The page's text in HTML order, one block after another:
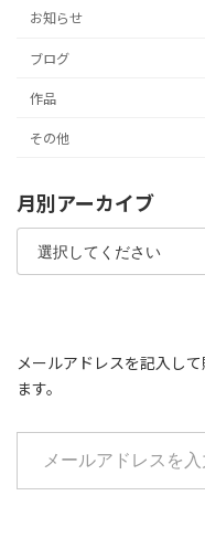
お知らせ
ブログ
作品
その他
月別アーカイブ
メールアドレスを記入し
ます。
メールアドレスを入力...